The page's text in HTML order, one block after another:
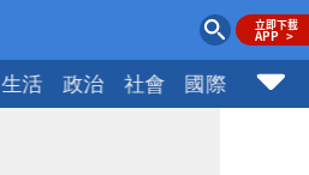
生活 政治 社會 國際 財經